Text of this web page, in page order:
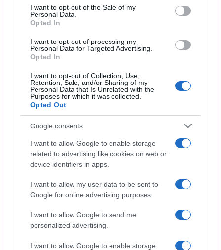
consent section.
I want to opt-out of the Sale of my
Personal Data.
Opted In
I want to opt-out of processing my
Personal Data for Targeted Advertising.
Opted In
I want to opt-out of Collection, Use,
Retention, Sale, and/or Sharing of my
Personal Data that Is Unrelated with the
Purposes for which it was collected.
Opted Out
Google consents
I want to allow Google to enable storage
related to advertising like cookies on web or
device identifiers in apps.
I want to allow my user data to be sent to
Google for online advertising purposes.
I want to allow Google to send me
personalized advertising.
I want to allow Google to enable storage
Francesca Lombardi · 8 Ago 2026
PIÙ LETTI
Chouchaa: chi è il calciatore algerino?
Union Berlino-Cagliari: dove vedere l’amichevole
estiva in diretta
Lazio e Milan: tutti gli ex calciatori che hanno
A quanto ammonta il patrimonio di Andrea Pirlo?
Pinturicchio